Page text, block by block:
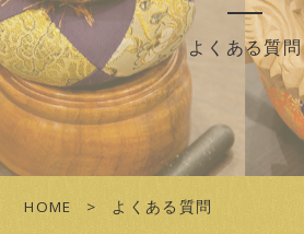
よくある質問
HOME よくある質問